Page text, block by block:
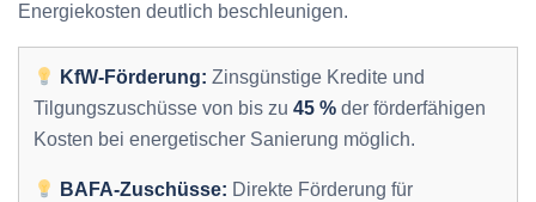
Energiekosten deutlich beschleunigen.
KfW-Förderung: Zinsgünstige Kredite und
Tilgungszuschüsse von bis zu 45 % der förderfähigen
Kosten bei energetischer Sanierung möglich.
BAFA-Zuschüsse: Direkte Förderung für